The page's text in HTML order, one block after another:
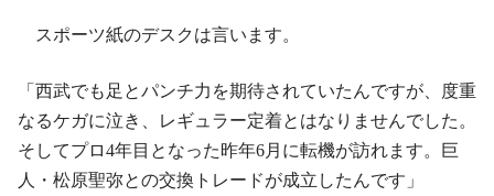
スポーツ紙のデスクは言います。
「西武でも足とパンチ力を期待されていたんですが、度重
なるケガに泣き、レギュラー定着とはなりませんでした。
そしてプロ4年目となった昨年6月に転機が訪れます。巨
人・松原聖弥との交換トレードが成立したんです」